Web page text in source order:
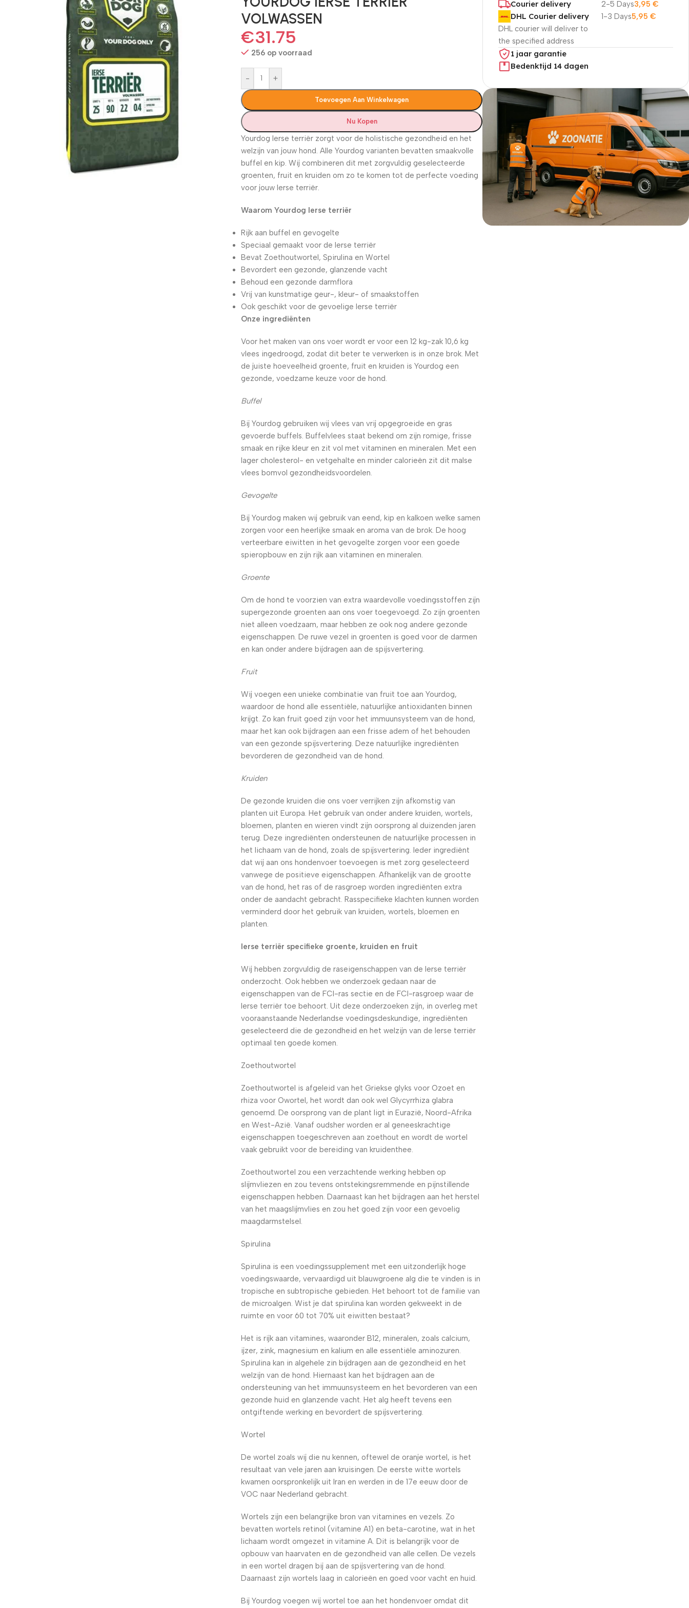
VOLWASSEN
€31.75
256 op voorraad
- +
Toevoegen Aan Winkelwagen
Nu Kopen
Yourdog Ierse terriër zorgt voor de holistische gezondheid en het
welzijn van jouw hond. Alle Yourdog varianten bevatten smaakvolle
buffel en kip. Wij combineren dit met zorgvuldig geselecteerde
groenten, fruit en kruiden om zo te komen tot de perfecte voeding
voor jouw Ierse terriër.
Waarom Yourdog Ierse terriër
Rijk aan buffel en gevogelte
Speciaal gemaakt voor de Ierse terriër
Bevat Zoethoutwortel, Spirulina en Wortel
Bevordert een gezonde, glanzende vacht
Behoud een gezonde darmflora
Vrij van kunstmatige geur-, kleur- of smaakstoffen
Ook geschikt voor de gevoelige Ierse terriër
Onze ingrediënten
Voor het maken van ons voer wordt er voor een 12 kg-zak 10,6 kg
vlees ingedroogd, zodat dit beter te verwerken is in onze brok. Met
de juiste hoeveelheid groente, fruit en kruiden is Yourdog een
gezonde, voedzame keuze voor de hond.
Buffel
Bij Yourdog gebruiken wij vlees van vrij opgegroeide en gras
gevoerde buffels. Buffelvlees staat bekend om zijn romige, frisse
smaak en rijke kleur en zit vol met vitaminen en mineralen. Met een
lager cholesterol- en vetgehalte en minder calorieën zit dit malse
vlees bomvol gezondheidsvoordelen.
Gevogelte
Bij Yourdog maken wij gebruik van eend, kip en kalkoen welke samen
zorgen voor een heerlijke smaak en aroma van de brok. De hoog
verteerbare eiwitten in het gevogelte zorgen voor een goede
spieropbouw en zijn rijk aan vitaminen en mineralen.
Groente
Om de hond te voorzien van extra waardevolle voedingsstoffen zijn
supergezonde groenten aan ons voer toegevoegd. Zo zijn groenten
niet alleen voedzaam, maar hebben ze ook nog andere gezonde
eigenschappen. De ruwe vezel in groenten is goed voor de darmen
en kan onder andere bijdragen aan de spijsvertering.
Fruit
Wij voegen een unieke combinatie van fruit toe aan Yourdog,
waardoor de hond alle essentiële, natuurlijke antioxidanten binnen
krijgt. Zo kan fruit goed zijn voor het immuunsysteem van de hond,
maar het kan ook bijdragen aan een frisse adem of het behouden
van een gezonde spijsvertering. Deze natuurlijke ingrediënten
bevorderen de gezondheid van de hond.
Kruiden
De gezonde kruiden die ons voer verrijken zijn afkomstig van
planten uit Europa. Het gebruik van onder andere kruiden, wortels,
bloemen, planten en wieren vindt zijn oorsprong al duizenden jaren
terug. Deze ingrediënten ondersteunen de natuurlijke processen in
het lichaam van de hond, zoals de spijsvertering. Ieder ingrediënt
dat wij aan ons hondenvoer toevoegen is met zorg geselecteerd
vanwege de positieve eigenschappen. Afhankelijk van de grootte
van de hond, het ras of de rasgroep worden ingrediënten extra
onder de aandacht gebracht. Rasspecifieke klachten kunnen worden
verminderd door het gebruik van kruiden, wortels, bloemen en
planten.
Ierse terriër specifieke groente, kruiden en fruit
Wij hebben zorgvuldig de raseigenschappen van de Ierse terriër
onderzocht. Ook hebben we onderzoek gedaan naar de
eigenschappen van de FCI-ras sectie en de FCI-rasgroep waar de
Ierse terriër toe behoort. Uit deze onderzoeken zijn, in overleg met
vooraanstaande Nederlandse voedingsdeskundige, ingrediënten
geselecteerd die de gezondheid en het welzijn van de Ierse terriër
optimaal ten goede komen.
Zoethoutwortel
Zoethoutwortel is afgeleid van het Griekse glyks voor Ozoet en
rhiza voor Owortel, het wordt dan ook wel Glycyrrhiza glabra
genoemd. De oorsprong van de plant ligt in Eurazië, Noord-Afrika
en West-Azië. Vanaf oudsher worden er al geneeskrachtige
eigenschappen toegeschreven aan zoethout en wordt de wortel
vaak gebruikt voor de bereiding van kruidenthee.
Zoethoutwortel zou een verzachtende werking hebben op
slijmvliezen en zou tevens ontstekingsremmende en pijnstillende
eigenschappen hebben. Daarnaast kan het bijdragen aan het herstel
van het maagslijmvlies en zou het goed zijn voor een gevoelig
maagdarmstelsel.
Spirulina
Spirulina is een voedingssupplement met een uitzonderlijk hoge
voedingswaarde, vervaardigd uit blauwgroene alg die te vinden is in
tropische en subtropische gebieden. Het behoort tot de familie van
de microalgen. Wist je dat spirulina kan worden gekweekt in de
ruimte en voor 60 tot 70% uit eiwitten bestaat?
Het is rijk aan vitamines, waaronder B12, mineralen, zoals calcium,
ijzer, zink, magnesium en kalium en alle essentiële aminozuren.
Spirulina kan in algehele zin bijdragen aan de gezondheid en het
welzijn van de hond. Hiernaast kan het bijdragen aan de
ondersteuning van het immuunsysteem en het bevorderen van een
gezonde huid en glanzende vacht. Het alg heeft tevens een
ontgiftende werking en bevordert de spijsvertering.
Wortel
De wortel zoals wij die nu kennen, oftewel de oranje wortel, is het
resultaat van vele jaren aan kruisingen. De eerste witte wortels
kwamen oorspronkelijk uit Iran en werden in de 17e eeuw door de
VOC naar Nederland gebracht.
Wortels zijn een belangrijke bron van vitamines en vezels. Zo
bevatten wortels retinol (vitamine A1) en beta-carotine, wat in het
lichaam wordt omgezet in vitamine A. Dit is belangrijk voor de
opbouw van haarvaten en de gezondheid van alle cellen. De vezels
in een wortel dragen bij aan de spijsvertering van de hond.
Daarnaast zijn wortels laag in calorieën en goed voor vacht en huid.
Bij Yourdog voegen wij wortel toe aan het hondenvoer omdat dit
Courier delivery
2-5 Days3,95€
DHL Courier delivery
DHL courier will deliver to
the specified address
1-3 Days5,95€
1 jaar garantie
Bedenktijd 14 dagen